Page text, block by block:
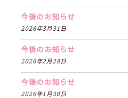
今後のお知らせ
2026年3月31日
今後のお知らせ
2026年2月28日
今後のお知らせ
2026年1月30日